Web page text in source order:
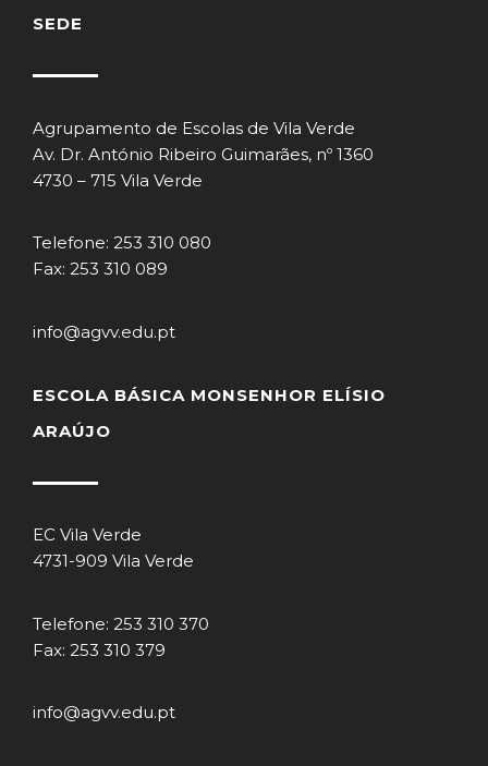
SEDE
Agrupamento de Escolas de Vila Verde
Av. Dr. António Ribeiro Guimarães, nº 1360
4730 – 715 Vila Verde
Telefone: 253 310 080
Fax: 253 310 089
info@agvv.edu.pt
ESCOLA BÁSICA MONSENHOR ELÍSIO
ARAÚJO
EC Vila Verde
4731-909 Vila Verde
Telefone: 253 310 370
Fax: 253 310 379
info@agvv.edu.pt